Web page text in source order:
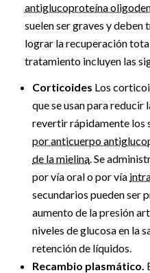
antiglucoproteína
suelen ser graves y
lograr la recuperación
tratamiento incluyen las
Corticoides Los
que se usan para
revertir rápidamente los
por anticuerpo
de la mielina. Se
por vía oral o por vía
secundarios pueden ser
aumento de la presión
niveles de glucosa en la
retención de líquidos.
Recambio plasmático.